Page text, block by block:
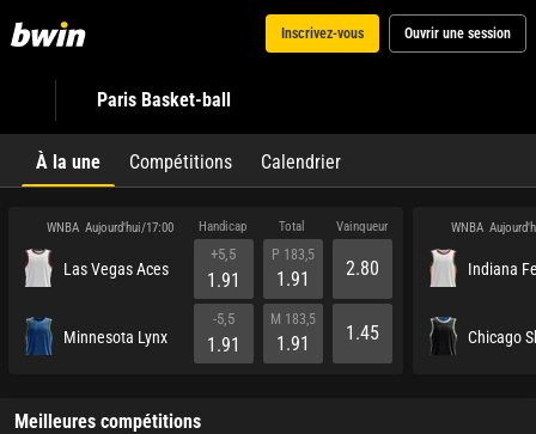
Inscrivez-vous Ouvrir une session
Paris Basket-ball
À la une Compétitions Calendrier
WNBA Aujourd'hui/17:00 Handicap Total Vainqueur
Las Vegas Aces
Minnesota Lynx
+5,5
1.91
-5,5
1.91
P 183,5
1.91
M 183,5
1.91
2.80
1.45
WNBA
Indiana
Chicago
Meilleures compétitions